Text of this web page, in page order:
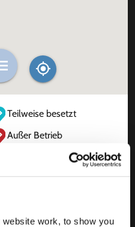
work, to show you
Teilweise besetzt
Außer Betrieb